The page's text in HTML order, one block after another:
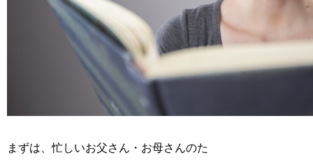
まずは、忙しいお父さん・お母さんのた